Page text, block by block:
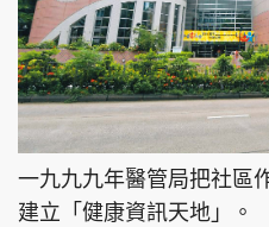
一九九九年醫管局把社區
建立「健康資訊天地」。